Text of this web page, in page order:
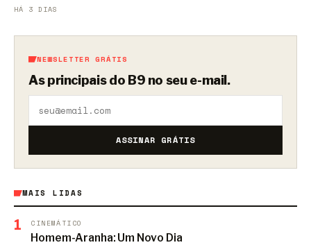
HÁ 3 DIAS
NEWSLETTER GRÁTIS
As principais do B9 no seu e-mail.
ASSINAR GRÁTIS
MAIS LIDAS
1 CINEMÁTICO
Homem-Aranha: Um Novo Dia